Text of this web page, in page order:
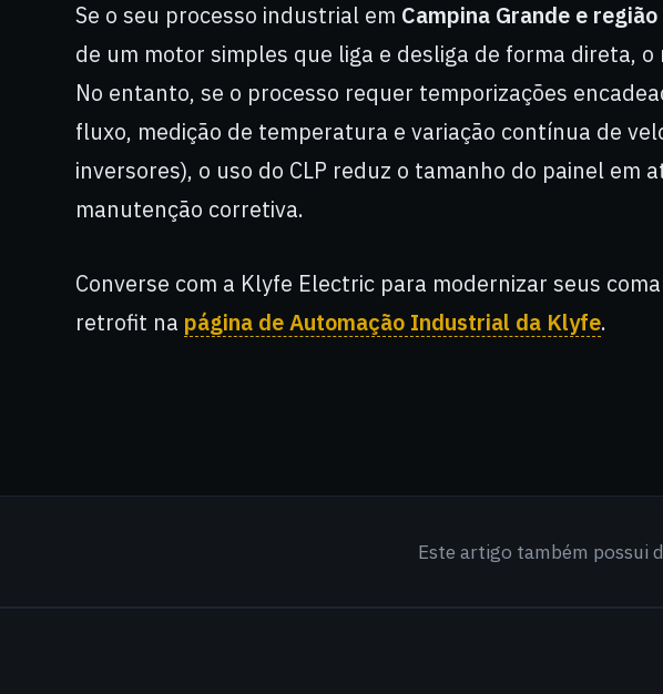
Se o seu processo industrial em Campina Grande e região
de um motor simples que liga e desliga de forma direta,
No entanto, se o processo requer temporizações
fluxo, medição de temperatura e variação contínua de
inversores), o uso do CLP reduz o tamanho do painel em
manutenção corretiva.
Converse com a Klyfe Electric para modernizar seus
retrofit na página de Automação Industrial da Klyfe.
Este artigo também possui